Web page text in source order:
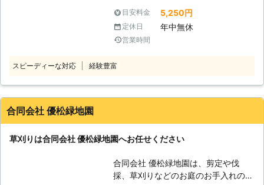
1年近い期間が必要になります。その
間に腐って、害虫を発生させてしまい
ます。刈った後も問題を起こしてしま
り処分をします。もちろん私たちが行
に夏の時期は雑草の生長が早く、気が
ついたら大量の草が生えてしまうこと
に。雑草は庭の景観を悪くするだけで
はなく、ハダニや青虫などの花壇の花
厄介な存在です。 草刈りをして早め
りをするのは大変だなと感じるお客様
おまかせくださいませ。お庭の草を責
任もって刈らせていただきます。 ●
目安料金 5,250円
定休日 年中無休
営業時間
スピーディーな対応 経験豊富
合同会社 優松緑地園
草刈りは合同会社 優松緑地園へお任せください
合同会社 優松緑地園は、剪定や伐
採、草刈りなどのお庭のお手入れのプ